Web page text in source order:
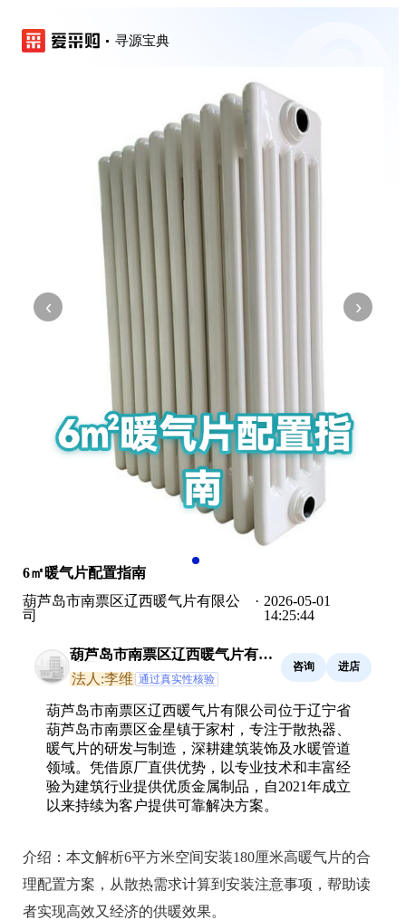
寻源宝典
‹ ›
6㎡暖气片配置指南
葫芦岛市南票区辽西暖气片有限公
司
· 2026-05-01
14:25:44
葫芦岛市南票区辽西暖气片有限
公司
法人:李维 通过真实性核验
咨询 进店
葫芦岛市南票区辽西暖气片有限公司位于辽宁省
葫芦岛市南票区金星镇于家村，专注于散热器、
暖气片的研发与制造，深耕建筑装饰及水暖管道
领域。凭借原厂直供优势，以专业技术和丰富经
验为建筑行业提供优质金属制品，自2021年成立
以来持续为客户提供可靠解决方案。
介绍： 本文解析6平方米空间安装180厘米高暖气片的合
理配置方案，从散热需求计算到安装注意事项，帮助读
者实现高效又经济的供暖效果。